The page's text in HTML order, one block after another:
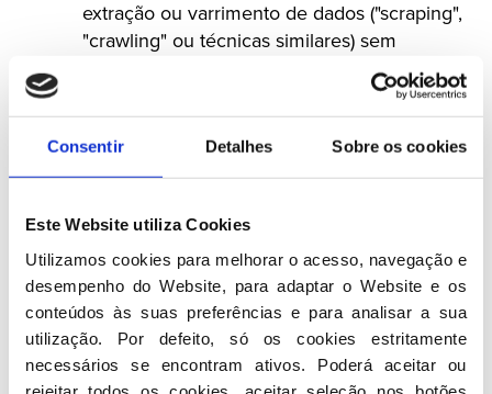
Consentir Detalhes Sobre os cookies
Este Website utiliza Cookies
Utilizamos cookies para melhorar o acesso, navegação e
desempenho do Website, para adaptar o Website e os
conteúdos às suas preferências e para analisar a sua
utilização. Por defeito, só os cookies estritamente
necessários se encontram ativos. Poderá aceitar ou
extração ou varrimento de dados ("scraping",
"crawling" ou técnicas similares) sem
autorização prévia e escrita do PSD.
O Utilizador é igualmente responsável por garantir
que os dados pessoais, informações ou conteúdos
que introduza, transmita ou disponibilize através do
atualizados e não violam direitos de terceiros.
Qualquer conteúdo introduzido pelo Utilizador no
Website é da sua exclusiva responsabilidade.
Qualquer utilização indevida, abusiva ou ilícita do
Website, ou qualquer violação dos presentes Termos
e Condições, poderá conduzir à limitação, suspensão